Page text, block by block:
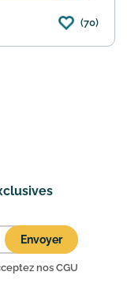
de -20€
(70)
Envoyer
nos CGU